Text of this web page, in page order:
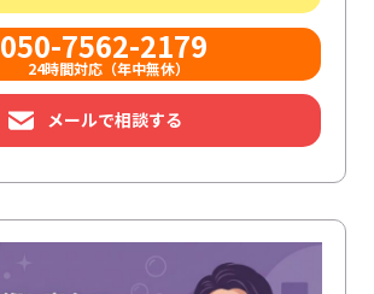
050-7562-2179
24時間対応（年中無休）
メールで相談する